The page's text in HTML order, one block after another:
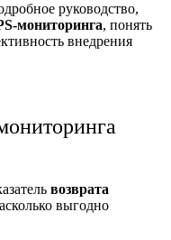
руководство,
мониторинга, понять
внедрения
возврата
выгодно